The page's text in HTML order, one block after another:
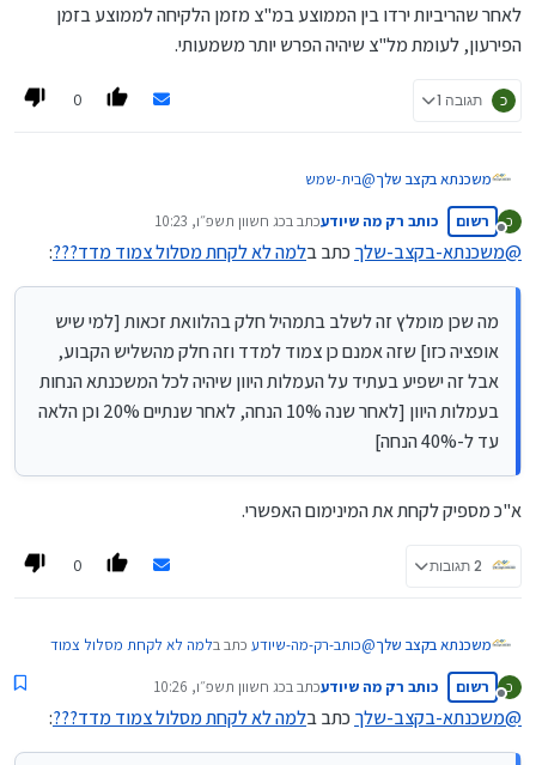
לאחר שהריביות ירדו בין הממוצע במ"צ מזמן הלקיחה לממוצע בזמן
הפירעון, לעומת מל"צ שיהיה הפרש יותר משמעותי.
כ תגובה 1 0
משכנתא בקצב שלך@בית-שמש
לא רלוונטי לגבי שתי שלישי המשכנתא שאינם במסלולי
קבועות ששם העמלות היוון יחסית מזעריות.
קל"צ יהיה עמלות היוון באם הריביות ירדו, אך עדיין זה לא
סיבה לקחת צמוד מדד מפני שההפרש בריביות עומד רק על
סדר גודל של 2% לטובת הצמוד מדד בעוד שהאינפלציה
כמעט תמיד עולה בקצב גבוה יותר.
מה שכן מומלץ זה לשלב בתמהיל חלק בהלוואת זכאות [למי
שיש אופציה כזו] שזה אמנם כן צמוד למדד וזה חלק
הנחה, לאחר שנתיים 20% וכן הלאה עד ל-40% הנחה]
כ
מנותק
רשום כותב רק מה שיודעכתב בכג חשוון תשפ״ו, 10:23
נערך לאחרונה על ידי
@משכנתא-בקצב-שלךכתב בלמה לא לקחת מסלול צמוד מדד???:
מה שכן מומלץ זה לשלב בתמהיל חלק בהלוואת זכאות [למי שיש
אופציה כזו] שזה אמנם כן צמוד למדד וזה חלק מהשליש הקבוע,
אבל זה ישפיע בעתיד על העמלות היוון שיהיה לכל המשכנתא הנחות
בעמלות היוון [לאחר שנה 10% הנחה, לאחר שנתיים 20% וכן הלאה
עד ל-40% הנחה]
א"כ מספיק לקחת את המינימום האפשרי.
2 תגובות 0
משכנתא בקצב שלך@כותב-רק-מה-שיודע כתב בלמה לא לקחת מסלול צמוד
לכן באמת מומלץ היום משתנה לא צמודה שמבחינת
קנסות היא בדיוק כמו מ"צ.
כ
מנותק
רשום כותב רק מה שיודעכתב בכג חשוון תשפ״ו, 10:26
נערך לאחרונה על ידי
@משכנתא-בקצב-שלךכתב בלמה לא לקחת מסלול צמוד מדד???: